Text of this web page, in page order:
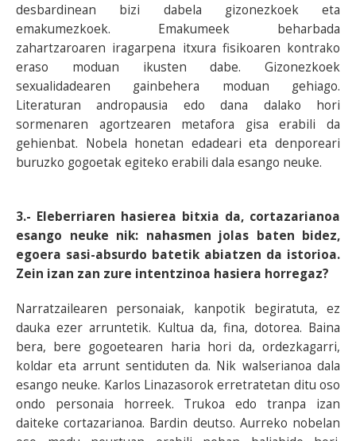
desbardinean bizi dabela gizonezkoek eta
emakumezkoek. Emakumeek beharbada
zahartzaroaren iragarpena itxura fisikoaren kontrako
eraso moduan ikusten dabe. Gizonezkoek
sexualidadearen gainbehera moduan gehiago.
Literaturan andropausia edo dana dalako hori
sormenaren agortzearen metafora gisa erabili da
gehienbat. Nobela honetan edadeari eta denporeari
buruzko gogoetak egiteko erabili dala esango neuke.
3.- Eleberriaren hasierea bitxia da, cortazarianoa
esango neuke nik: nahasmen jolas baten bidez,
egoera sasi-absurdo batetik abiatzen da istorioa.
Zein izan zan zure intentzinoa hasiera horregaz?
Narratzailearen personaiak, kanpotik begiratuta, ez
dauka ezer arruntetik. Kultua da, fina, dotorea. Baina
bera, bere gogoetearen haria hori da, ordezkagarri,
koldar eta arrunt sentiduten da. Nik walserianoa dala
esango neuke. Karlos Linazasorok erretratetan ditu oso
ondo personaia horreek. Trukoa edo tranpa izan
daiteke cortazarianoa. Bardin deutso. Aurreko nobelan